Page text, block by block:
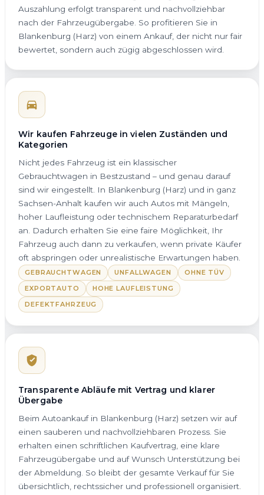
Auszahlung erfolgt transparent und nachvollziehbar
nach der Fahrzeugübergabe. So profitieren Sie in
Blankenburg (Harz) von einem Ankauf, der nicht nur fair
bewertet, sondern auch zügig abgeschlossen wird.
Wir kaufen Fahrzeuge in vielen Zuständen und
Kategorien
Nicht jedes Fahrzeug ist ein klassischer
Gebrauchtwagen in Bestzustand – und genau darauf
sind wir eingestellt. In Blankenburg (Harz) und in ganz
Sachsen-Anhalt kaufen wir auch Autos mit Mängeln,
hoher Laufleistung oder technischem Reparaturbedarf
an. Dadurch erhalten Sie eine faire Möglichkeit, Ihr
Fahrzeug auch dann zu verkaufen, wenn private Käufer
oft abspringen oder unrealistische Erwartungen haben.
GEBRAUCHTWAGEN UNFALLWAGEN
OHNE TÜV
EXPORTAUTO
HOHE LAUFLEISTUNG
DEFEKTFAHRZEUG
Transparente Abläufe mit Vertrag und klarer
Übergabe
Beim Autoankauf in Blankenburg (Harz) setzen wir auf
einen sauberen und nachvollziehbaren Prozess. Sie
erhalten einen schriftlichen Kaufvertrag, eine klare
Fahrzeugübergabe und auf Wunsch Unterstützung bei
der Abmeldung. So bleibt der gesamte Verkauf für Sie
übersichtlich, rechtssicher und professionell organisiert.